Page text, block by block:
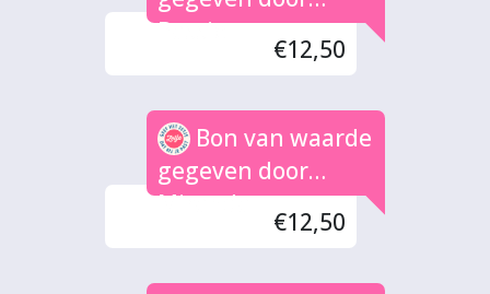
Bassie
€12,50
Bon van waarde
gegeven door
Miranda
€12,50